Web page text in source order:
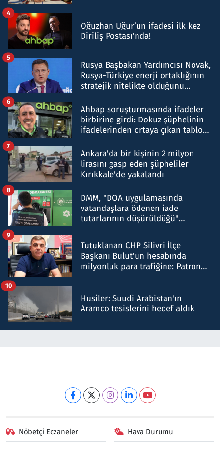
Oğuzhan Uğur’un ifadesi ilk kez
Diriliş Postası'nda!
4
Rusya Başbakan Yardımcısı Novak,
Rusya-Türkiye enerji ortaklığının
stratejik nitelikte olduğunu
5
Ahbap soruşturmasında ifadeler
birbirine girdi: Dokuz şüphelinin
ifadelerinden ortaya çıkan tablo
6
Ankara'da bir kişinin 2 milyon
lirasını gasp eden şüpheliler
Kırıkkale'de yakalandı
7
DMM, "DOA uygulamasında
vatandaşlara ödenen iade
tutarlarının düşürüldüğü"
8
Tutuklanan CHP Silivri İlçe
Başkanı Bulut'un hesabında
milyonluk para trafiğine: Patron
9
Husiler: Suudi Arabistan'ın
Aramco tesislerini hedef aldık
10
Nöbetçi Eczaneler Hava Durumu